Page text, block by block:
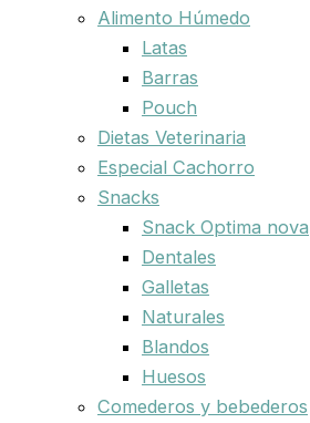
Alimento Húmedo
Latas
Barras
Pouch
Dietas Veterinaria
Especial Cachorro
Snacks
Snack Optima nova
Dentales
Galletas
Naturales
Blandos
Huesos
Comederos y bebederos